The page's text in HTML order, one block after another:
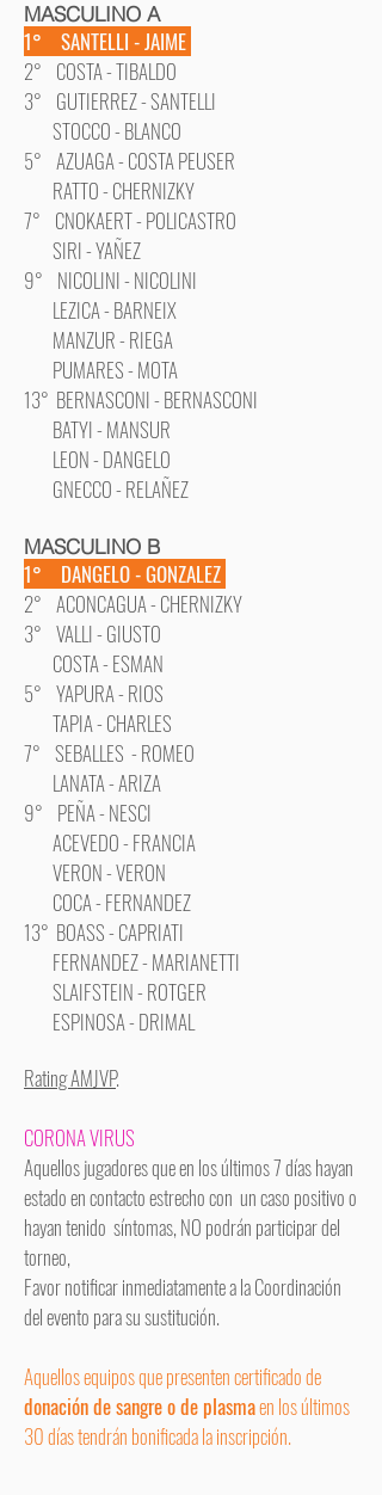
MASCULINO A
1° SANTELLI - JAIME
2° COSTA - TIBALDO
3° GUTIERREZ - SANTELLI
STOCCO - BLANCO
5° AZUAGA - COSTA PEUSER
RATTO - CHERNIZKY
7° CNOKAERT - POLICASTRO
SIRI - YAÑEZ
9° NICOLINI - NICOLINI
LEZICA - BARNEIX
MANZUR - RIEGA
PUMARES - MOTA
13° BERNASCONI - BERNASCONI
BATYI - MANSUR
LEON - DANGELO
GNECCO - RELAÑEZ
MASCULINO B
1° DANGELO - GONZALEZ
2° ACONCAGUA - CHERNIZKY
3° VALLI - GIUSTO
COSTA - ESMAN
5° YAPURA - RIOS
TAPIA - CHARLES
7° SEBALLES - ROMEO
LANATA - ARIZA
9° PEÑA - NESCI
ACEVEDO - FRANCIA
VERON - VERON
COCA - FERNANDEZ
13° BOASS - CAPRIATI
FERNANDEZ - MARIANETTI
SLAIFSTEIN - ROTGER
ESPINOSA - DRIMAL
Rating AMJVP.
CORONA VIRUS
Aquellos jugadores que en los últimos 7 días hayan
estado en contacto estrecho con un caso positivo o
hayan tenido síntomas, NO podrán participar del
torneo,
Favor notificar inmediatamente a la Coordinación
del evento para su sustitución.
Aquellos equipos que presenten certificado de
donación de sangre o de plasmaen los últimos
30 días tendrán bonificada la inscripción.